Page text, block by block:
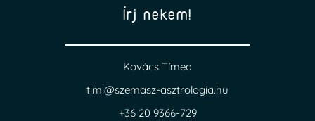
Írj nekem!
Kovács Tímea
timi@szemasz-asztrologia.hu
+36 20 9366-729